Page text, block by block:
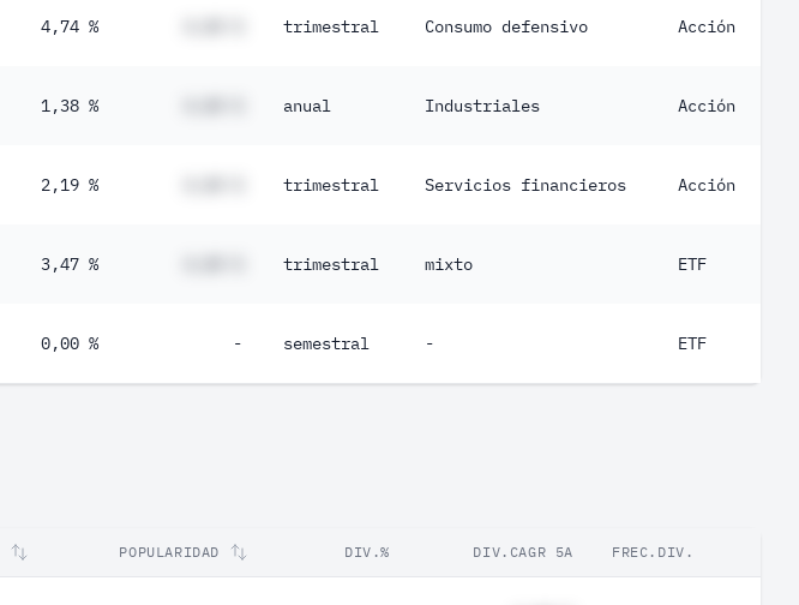
4,74 % trimestral Consumo defensivo Acción
1,38 % anual Industriales Acción
2,19 % trimestral Servicios financieros Acción
3,47 % trimestral mixto ETF
0,00 % - semestral - ETF
POPULARIDAD DIV.% DIV.CAGR 5A FREC.DIV.